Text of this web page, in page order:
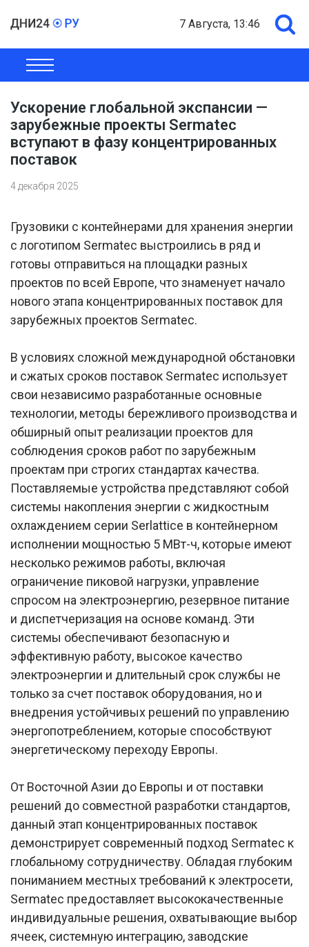
7 Августа, 13:46
ОБЩЕСТВО
Ускорение глобальной экспансии —
зарубежные проекты Sermatec
вступают в фазу концентрированных
поставок
4 декабря 2025
Грузовики с контейнерами для хранения энергии
с логотипом Sermatec выстроились в ряд и
готовы отправиться на площадки разных
проектов по всей Европе, что знаменует начало
нового этапа концентрированных поставок для
зарубежных проектов Sermatec.
В условиях сложной международной обстановки
и сжатых сроков поставок Sermatec использует
свои независимо разработанные основные
технологии, методы бережливого производства и
обширный опыт реализации проектов для
соблюдения сроков работ по зарубежным
проектам при строгих стандартах качества.
Поставляемые устройства представляют собой
системы накопления энергии с жидкостным
охлаждением серии Serlattice в контейнерном
исполнении мощностью 5 МВт-ч, которые имеют
несколько режимов работы, включая
ограничение пиковой нагрузки, управление
спросом на электроэнергию, резервное питание
и диспетчеризация на основе команд. Эти
системы обеспечивают безопасную и
эффективную работу, высокое качество
электроэнергии и длительный срок службы не
только за счет поставок оборудования, но и
внедрения устойчивых решений по управлению
энергопотреблением, которые способствуют
энергетическому переходу Европы.
От Восточной Азии до Европы и от поставки
решений до совместной разработки стандартов,
данный этап концентрированных поставок
демонстрирует современный подход Sermatec к
глобальному сотрудничеству. Обладая глубоким
пониманием местных требований к электросети,
Sermatec предоставляет высококачественные
индивидуальные решения, охватывающие выбор
ячеек, системную интеграцию, заводские